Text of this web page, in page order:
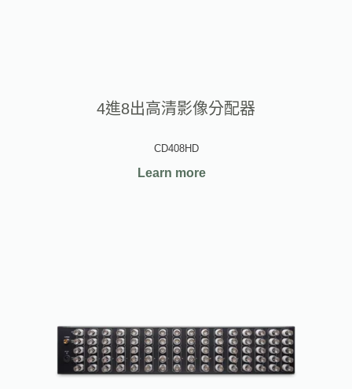
4進8出高清影像分配器
CD408HD
Learn more